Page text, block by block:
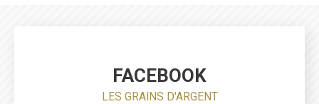
FACEBOOK
LES GRAINS D'ARGENT